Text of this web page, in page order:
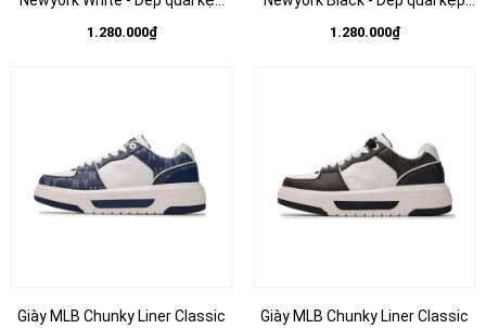
1.280.000₫ 1.280.000₫
Giày MLB Chunky Liner Classic
Giày MLB Chunky Liner Classic